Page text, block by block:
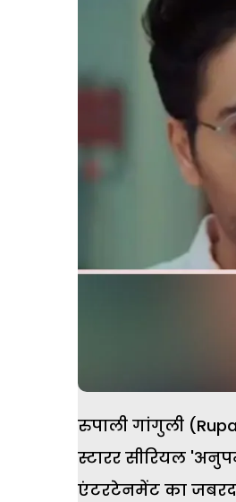
रुपाली गांगुली
स्टारर सीरियल
एंटरटेनमेंट का